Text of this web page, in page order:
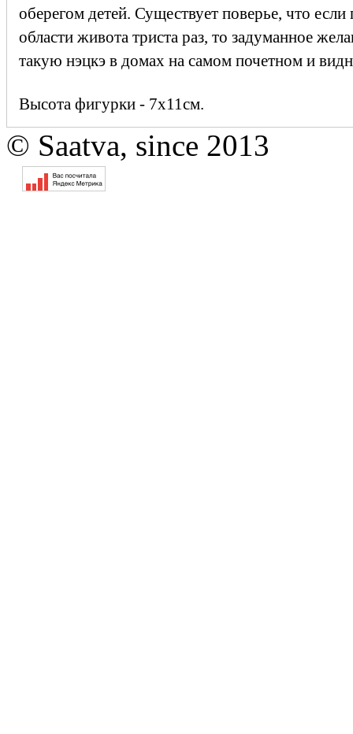
оберегом детей. Существует поверье, что если
области живота триста раз, то задуманное
такую нэцкэ в домах на самом почетном и
Высота фигурки - 7х11см.
© Saatva, since 2013